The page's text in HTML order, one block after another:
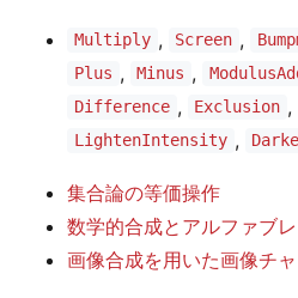
Multiply , Screen ,
Plus , Minus ,
Difference , Exclusion ,
LightenIntensity ,
集合論の等価操作
数学的合成とアルファブ
画像合成を用いた画像チ